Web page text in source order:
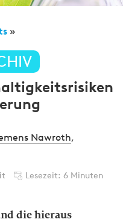
»
Nawroth,
Lesezeit: 6 Minuten
die hieraus